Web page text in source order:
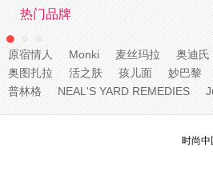
热门品牌
原宿情人 Monki 麦丝玛拉 奥迪氏
奥图扎拉
活之肤 孩儿面 妙巴黎
普林格
NEAL'S YARD REMEDIES
时尚中